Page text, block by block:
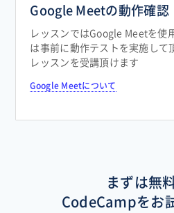
Google Meetの動作確認
レッスンではGoogle Meetを使
は事前に動作テストを実施して
レッスンを受講頂けます
Google Meetについて
まずは無
CodeCampをお